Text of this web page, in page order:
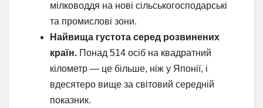
мілководдя на нові сільськогосподарські
та промислові зони.
Найвища густота серед розвинених
країн. Понад 514 осіб на квадратний
кілометр — це більше, ніж у Японії, і
вдесятеро вище за світовий середній
показник.